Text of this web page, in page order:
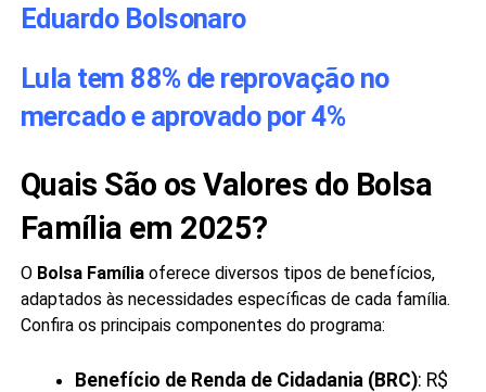
Eduardo Bolsonaro
Lula tem 88% de reprovação no
mercado e aprovado por 4%
Quais São os Valores do Bolsa
Família em 2025?
O Bolsa Famíliaoferece diversos tipos de benefícios,
adaptados às necessidades específicas de cada família.
Confira os principais componentes do programa:
Benefício de Renda de Cidadania (BRC): R$